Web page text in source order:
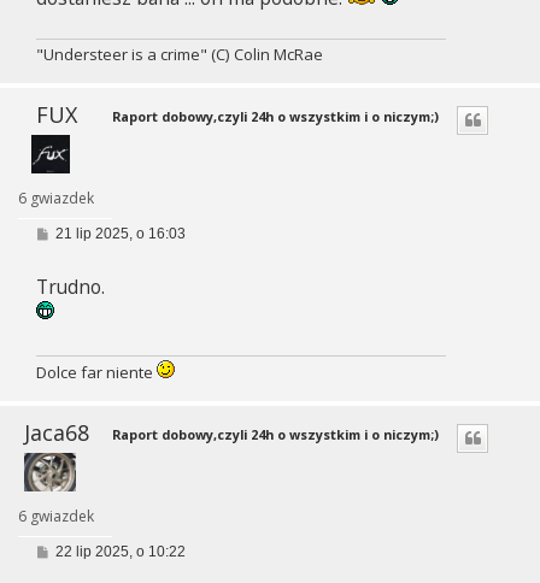
"Understeer is a crime" (C) Colin McRae
FUX
6 gwiazdek
Raport dobowy,czyli 24h o wszystkim i o niczym;)
P
t
21 lip 2025, o 16:03
Trudno.
Dolce far niente
Jaca68
6 gwiazdek
Raport dobowy,czyli 24h o wszystkim i o niczym;)
P22 lip 2025, o 10:22